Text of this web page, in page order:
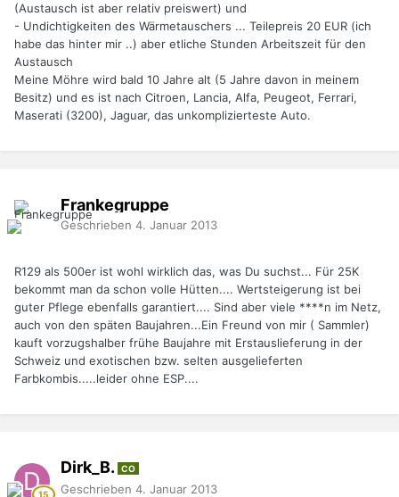
(Austausch ist aber relativ preiswert) und
- Undichtigkeiten des Wärmetauschers ... Teilepreis 20 EUR (ich
habe das hinter mir ..) aber etliche Stunden Arbeitszeit für den
Austausch
Meine Möhre wird bald 10 Jahre alt (5 Jahre davon in meinem
Besitz) und es ist nach Citroen, Lancia, Alfa, Peugeot, Ferrari,
Maserati (3200), Jaguar, das unkomplizierteste Auto.
Frankegruppe
Geschrieben 4. Januar 2013
R129 als 500er ist wohl wirklich das, was Du suchst... Für 25K
bekommt man da schon volle Hütten.... Wertsteigerung ist bei
guter Pflege ebenfalls garantiert.... Sind aber viele ****n im Netz,
auch von den späten Baujahren...Ein Freund von mir ( Sammler)
kauft vorzugshalber frühe Baujahre mit Erstauslieferung in der
Schweiz und exotischen bzw. selten ausgelieferten
Farbkombis.....leider ohne ESP....
Dirk_B. CO
Geschrieben 4. Januar 2013